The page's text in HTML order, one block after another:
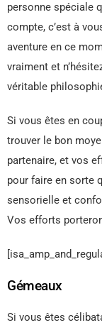
personne spéciale
compte, c’est à
aventure en ce
vraiment et
véritable
Si vous êtes en
trouver le bon
partenaire, et vos
pour faire en sorte
sensorielle et
Vos efforts
Gémeaux
Si vous êtes